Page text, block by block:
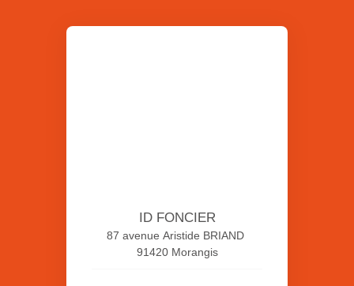
ID FONCIER
87 avenue Aristide BRIAND
91420 Morangis